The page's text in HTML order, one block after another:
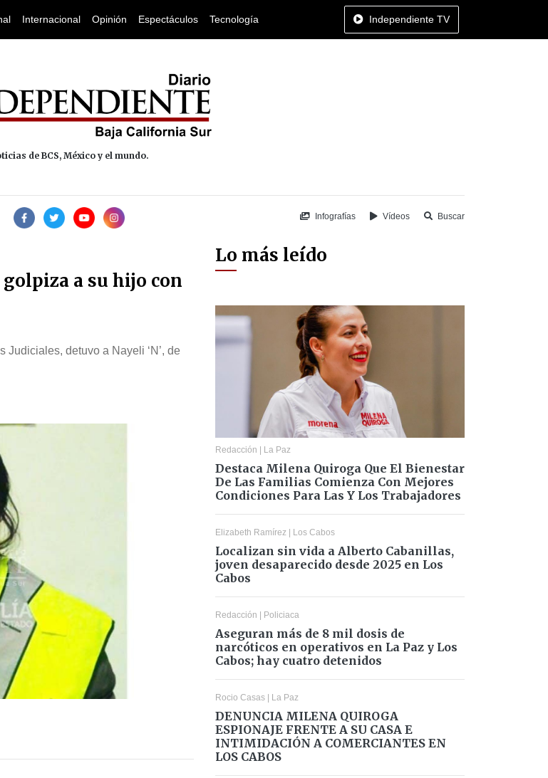
Internacional Opinión Espectáculos Tecnología Independiente TV
de BCS, México y el mundo.
Infografías Vídeos Buscar
a su hijo con
detuvo a Nayeli ‘N’, de
Lo más leído
Redacción | La Paz
Destaca Milena Quiroga Que El Bienestar
De Las Familias Comienza Con Mejores
Condiciones Para Las Y Los Trabajadores
Elizabeth Ramírez | Los Cabos
Localizan sin vida a Alberto Cabanillas,
joven desaparecido desde 2025 en Los
Cabos
Redacción | Policiaca
Aseguran más de 8 mil dosis de
narcóticos en operativos en La Paz y Los
Cabos; hay cuatro detenidos
Rocio Casas | La Paz
DENUNCIA MILENA QUIROGA
ESPIONAJE FRENTE A SU CASA E
INTIMIDACIÓN A COMERCIANTES EN
LOS CABOS